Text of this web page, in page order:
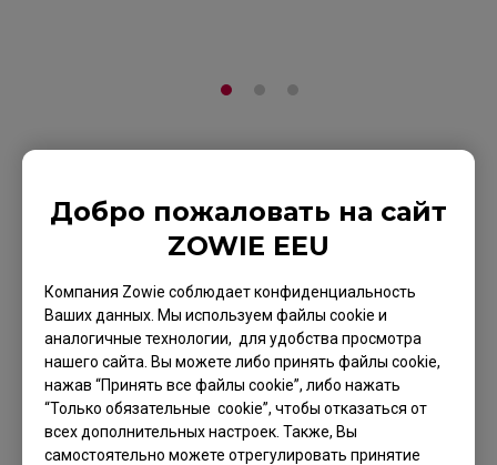
Добро пожаловать на сайт
ZOWIE EEU
Компания Zowie соблюдает конфиденциальность
Ваших данных. Мы используем файлы cookie и
аналогичные технологии, для удобства просмотра
нашего сайта. Вы можете либо принять файлы cookie,
нажав “Принять все файлы cookie”, либо нажать
“Только обязательные cookie”, чтобы отказаться от
всех дополнительных настроек. Также, Вы
самостоятельно можете отрегулировать принятие
Тефлоновые
Накладки Тип B
Black / Ножки Для
Мыши Для
Киберспорта
На страницу продукта